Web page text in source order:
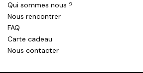
Qui sommes nous ?
Nous rencontrer
FAQ
Carte cadeau
Nous contacter